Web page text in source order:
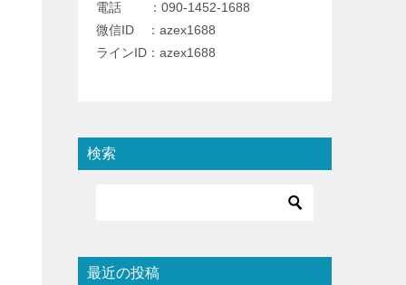
電話 ：090-1452-1688
微信ID ：azex1688
ラインID：azex1688
検索
最近の投稿